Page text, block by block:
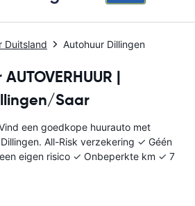
Duitsland Autohuur Dillingen
|
Saar
een goedkope huurauto met
All-Risk verzekering ✓ Géén
eigen risico ✓ Onbeperkte km ✓ 7